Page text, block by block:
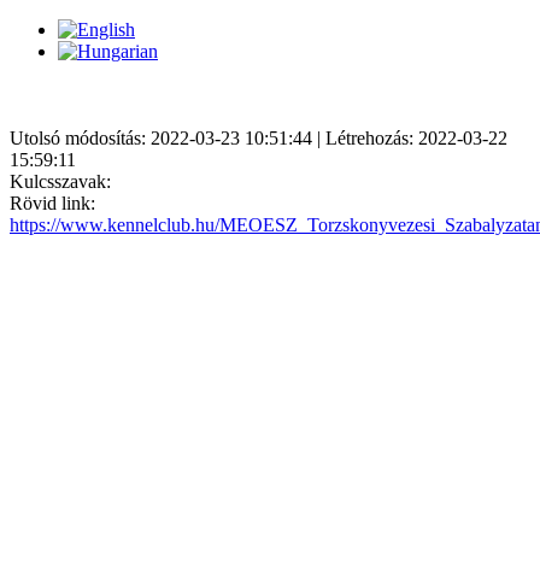
Utolsó módosítás: 2022-03-23 10:51:44 | Létrehozás: 2022-03-22
15:59:11
Kulcsszavak:
Rövid link:
https://www.kennelclub.hu/